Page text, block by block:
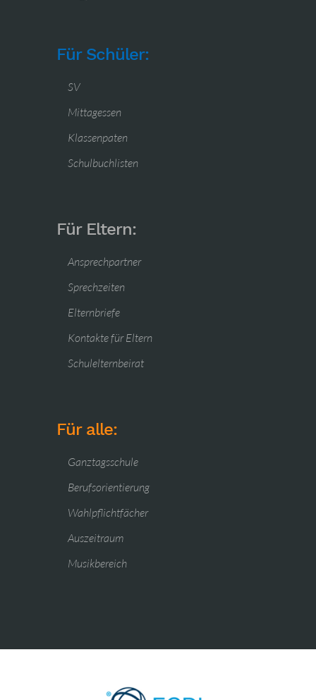
Für Schüler:
SV
Mittagessen
Klassenpaten
Schulbuchlisten
Für Eltern:
Ansprechpartner
Sprechzeiten
Elternbriefe
Kontakte für Eltern
Schulelternbeirat
Für alle:
Ganztagsschule
Berufsorientierung
Wahlpflichtfächer
Auszeitraum
Musikbereich